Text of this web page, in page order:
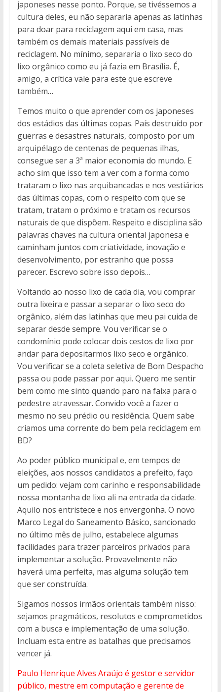
japoneses nesse ponto. Porque, se tivéssemos a
cultura deles, eu não separaria apenas as latinhas
para doar para reciclagem aqui em casa, mas
também os demais materiais passíveis de
reciclagem. No mínimo, separaria o lixo seco do
lixo orgânico como eu já fazia em Brasília. É,
amigo, a crítica vale para este que escreve
também…
Temos muito o que aprender com os japoneses
dos estádios das últimas copas. País destruído por
guerras e desastres naturais, composto por um
arquipélago de centenas de pequenas ilhas,
consegue ser a 3ª maior economia do mundo. E
acho sim que isso tem a ver com a forma como
trataram o lixo nas arquibancadas e nos vestiários
das últimas copas, com o respeito com que se
tratam, tratam o próximo e tratam os recursos
naturais de que dispõem. Respeito e disciplina são
palavras chaves na cultura oriental japonesa e
caminham juntos com criatividade, inovação e
desenvolvimento, por estranho que possa
parecer. Escrevo sobre isso depois…
Voltando ao nosso lixo de cada dia, vou comprar
outra lixeira e passar a separar o lixo seco do
orgânico, além das latinhas que meu pai cuida de
separar desde sempre. Vou verificar se o
condomínio pode colocar dois cestos de lixo por
andar para depositarmos lixo seco e orgânico.
Vou verificar se a coleta seletiva de Bom Despacho
passa ou pode passar por aqui. Quero me sentir
bem como me sinto quando paro na faixa para o
pedestre atravessar. Convido você a fazer o
mesmo no seu prédio ou residência. Quem sabe
criamos uma corrente do bem pela reciclagem em
BD?
Ao poder público municipal e, em tempos de
eleições, aos nossos candidatos a prefeito, faço
um pedido: vejam com carinho e responsabilidade
nossa montanha de lixo ali na entrada da cidade.
Aquilo nos entristece e nos envergonha. O novo
Marco Legal do Saneamento Básico, sancionado
no último mês de julho, estabelece algumas
facilidades para trazer parceiros privados para
implementar a solução. Provavelmente não
haverá uma perfeita, mas alguma solução tem
que ser construída.
Sigamos nossos irmãos orientais também nisso:
sejamos pragmáticos, resolutos e comprometidos
com a busca e implementação de uma solução.
Incluam esta entre as batalhas que precisamos
vencer já.
Paulo Henrique Alves Araújo é gestor e servidor
público, mestre em computação e gerente de